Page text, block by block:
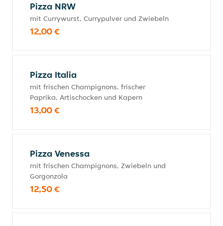
Pizza NRW
mit Currywurst, Currypulver und Zwiebeln
12,00 €
Pizza Italia
mit frischen Champignons, frischer
Paprika, Artischocken und Kapern
13,00 €
Pizza Venessa
mit frischen Champignons, Zwiebeln und
Gorgonzola
12,50 €